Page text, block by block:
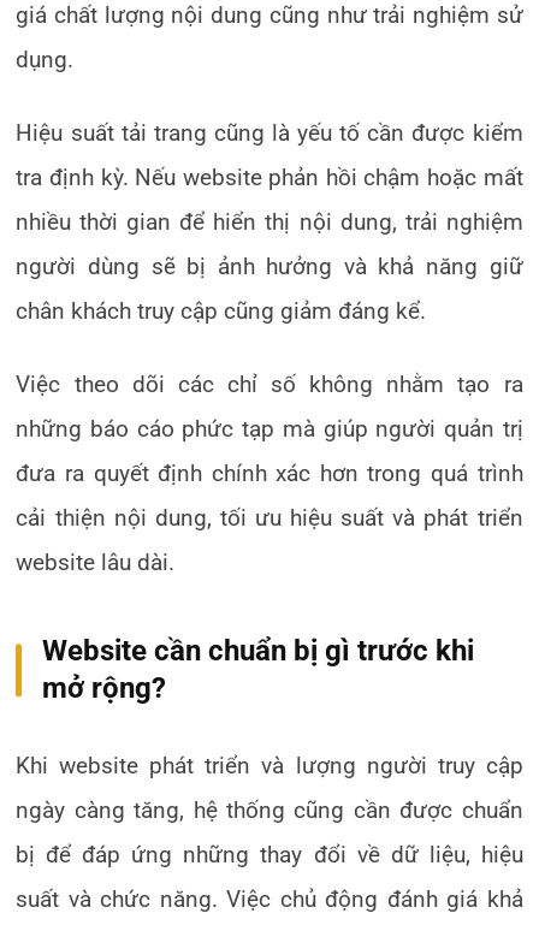
giá chất lượng nội dung cũng như trải nghiệm sử
dụng.
Hiệu suất tải trang cũng là yếu tố cần được kiểm
tra định kỳ. Nếu website phản hồi chậm hoặc mất
nhiều thời gian để hiển thị nội dung, trải nghiệm
người dùng sẽ bị ảnh hưởng và khả năng giữ
chân khách truy cập cũng giảm đáng kể.
Việc theo dõi các chỉ số không nhằm tạo ra
những báo cáo phức tạp mà giúp người quản trị
đưa ra quyết định chính xác hơn trong quá trình
cải thiện nội dung, tối ưu hiệu suất và phát triển
website lâu dài.
Website cần chuẩn bị gì trước khi
mở rộng?
Khi website phát triển và lượng người truy cập
ngày càng tăng, hệ thống cũng cần được chuẩn
bị để đáp ứng những thay đổi về dữ liệu, hiệu
suất và chức năng. Việc chủ động đánh giá khả